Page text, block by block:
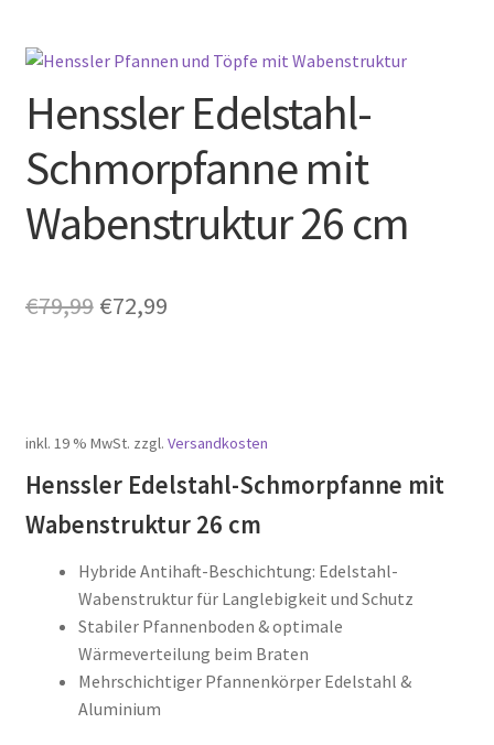
Henssler Edelstahl-
Schmorpfanne mit
Wabenstruktur 26 cm
€79,99 Ursprünglicher
€72,99Aktueller
inkl. 19 % MwSt. zzgl. Versandkosten
Henssler Edelstahl-Schmorpfanne mit
Wabenstruktur 26 cm
Hybride Antihaft-Beschichtung: Edelstahl-
Wabenstruktur für Langlebigkeit und Schutz
Stabiler Pfannenboden & optimale
Wärmeverteilung beim Braten
Mehrschichtiger Pfannenkörper Edelstahl &
Aluminium